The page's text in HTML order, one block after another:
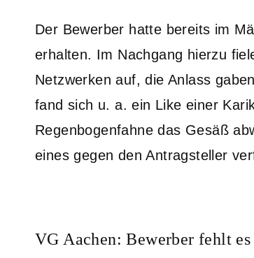
Der Bewerber hatte bereits im
erhalten. Im Nachgang hierzu
Netzwerken auf, die Anlass
fand sich u. a. ein Like einer
Regenbogenfahne das Gesäß
eines gegen den Antragsteller
VG Aachen: Bewerber fehlt